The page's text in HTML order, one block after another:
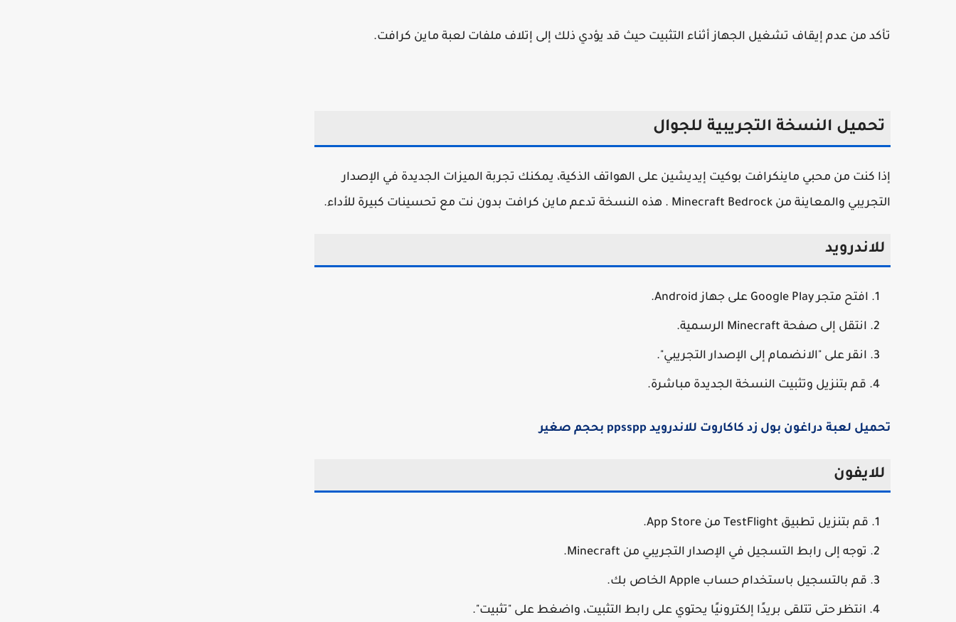
تأكد من عدم إيقاف تشغيل الجهاز أثناء التثبيت حيث قد يؤدي ذلك إلى إتلاف ملفات لعبة ماين كرافت.
تحميل النسخة التجريبية للجوال
إذا كنت من محبي ماينكرافت بوكيت إيديشين على الهواتف الذكية، يمكنك تجربة الميزات الجديدة في الإصدار
التجريبي والمعاينة من Minecraft Bedrock . هذه النسخة تدعم ماين كرافت بدون نت مع تحسينات كبيرة للأداء.
للاندرويد
افتح متجر Google Play على جهاز Android.
انتقل إلى صفحة Minecraft الرسمية.
انقر على "الانضمام إلى الإصدار التجريبي".
قم بتنزيل وتثبيت النسخة الجديدة مباشرة.
تحميل لعبة دراغون بول زد كاكاروت للاندرويد ppsspp بحجم صغير
للايفون
قم بتنزيل تطبيق TestFlight من App Store.
توجه إلى رابط التسجيل في الإصدار التجريبي من Minecraft.
قم بالتسجيل باستخدام حساب Apple الخاص بك.
انتظر حتى تتلقى بريدًا إلكترونيًا يحتوي على رابط التثبيت، واضغط على "تثبيت".